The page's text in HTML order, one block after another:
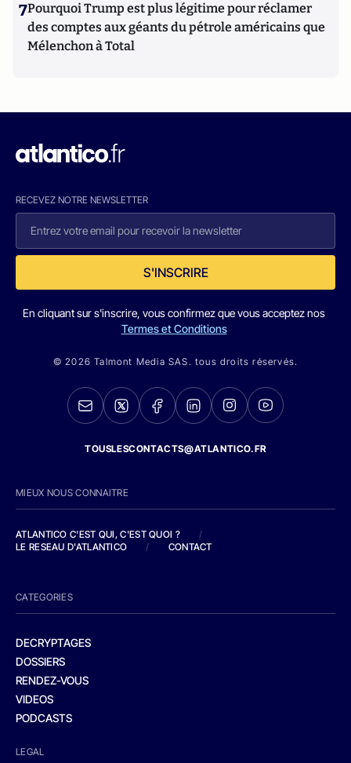
7Pourquoi Trump est plus légitime pour réclamer
des comptes aux géants du pétrole américains que
Mélenchon à Total
RECEVEZ NOTRE NEWSLETTER
S'INSCRIRE
En cliquant sur s'inscrire, vous confirmez que vous acceptez nos
Termes et Conditions
© 2026 Talmont Media SAS. tous droits réservés.
TOUSLESCONTACTS@ATLANTICO.FR
MIEUX NOUS CONNAITRE
ATLANTICO C'EST QUI, C'EST QUOI ?
/
LE RESEAU D'ATLANTICO
/ CONTACT
CATEGORIES
DECRYPTAGES
DOSSIERS
RENDEZ-VOUS
VIDEOS
PODCASTS
LEGAL